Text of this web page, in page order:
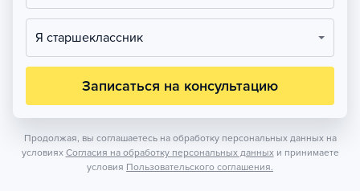
Я старшеклассник
Записаться на консультацию
Продолжая, вы соглашаетесь на обработку персональных данных на
условиях Согласия на обработку персональных данных и принимаете
условия Пользовательского соглашения.